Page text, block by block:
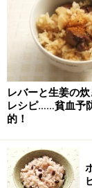
あずきはザル
す。保温でき
を入れてふた
やけどしない
レバーと生姜の
レシピ……貧血予
的！